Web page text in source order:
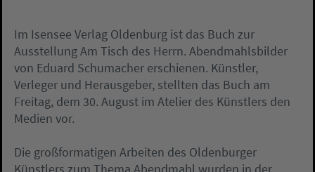
Im Isensee Verlag Oldenburg ist das Buch zur
Ausstellung Am Tisch des Herrn. Abendmahlsbilder
von Eduard Schumacher erschienen. Künstler,
Verleger und Herausgeber, stellten das Buch am
Freitag, dem 30. August im Atelier des Künstlers den
Medien vor.
Die großformatigen Arbeiten des Oldenburger
Künstlers zum Thema Abendmahl wurden in der